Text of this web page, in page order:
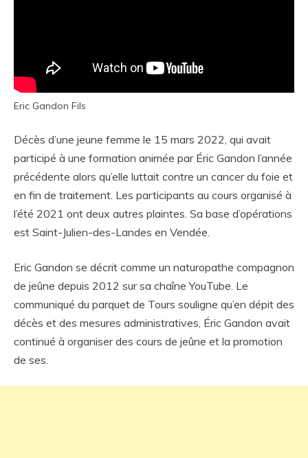
Eric Gandon Fils
Décès d’une jeune femme le 15 mars 2022, qui avait
participé à une formation animée par Éric Gandon l’année
précédente alors qu’elle luttait contre un cancer du foie et
en fin de traitement. Les participants au cours organisé à
l’été 2021 ont deux autres plaintes. Sa base d’opérations
est Saint-Julien-des-Landes en Vendée.
Eric Gandon se décrit comme un naturopathe compagnon
de jeûne depuis 2012 sur sa chaîne YouTube. Le
communiqué du parquet de Tours souligne qu’en dépit des
décès et des mesures administratives, Éric Gandon avait
continué à organiser des cours de jeûne et la promotion
de ses.